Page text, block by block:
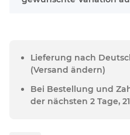
Lieferung nach
(Versand ändern)
Bei Bestellung und
der nächsten 2 Tage,